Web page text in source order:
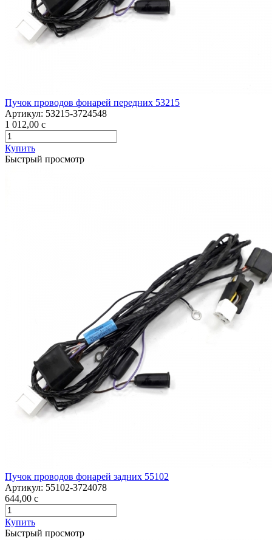
Пучок проводов фонарей передних 53215
Артикул: 53215-3724548
1 012,00 c
Купить
Быстрый просмотр
Пучок проводов фонарей задних 55102
Артикул: 55102-3724078
644,00 c
Купить
Быстрый просмотр